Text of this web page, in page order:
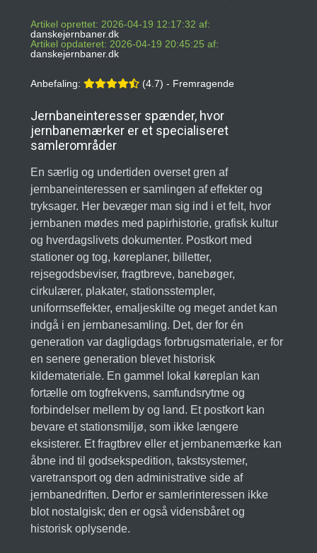
Artikel oprettet: 2026-04-19 12:17:32 af:
danskejernbaner.dk
Artikel opdateret: 2026-04-19 20:45:25 af:
danskejernbaner.dk
Anbefaling: (4.7) - Fremragende
Jernbaneinteresser spænder, hvor
jernbanemærker er et specialiseret
samlerområder
En særlig og undertiden overset gren af
jernbaneinteressen er samlingen af effekter og
tryksager. Her bevæger man sig ind i et felt, hvor
jernbanen mødes med papirhistorie, grafisk kultur
og hverdagslivets dokumenter. Postkort med
stationer og tog, køreplaner, billetter,
rejsegodsbeviser, fragtbreve, banebøger,
cirkulærer, plakater, stationsstempler,
uniformseffekter, emaljeskilte og meget andet kan
indgå i en jernbanesamling. Det, der for én
generation var dagligdags forbrugsmateriale, er for
en senere generation blevet historisk
kildemateriale. En gammel lokal køreplan kan
fortælle om togfrekvens, samfundsrytme og
forbindelser mellem by og land. Et postkort kan
bevare et stationsmiljø, som ikke længere
eksisterer. Et fragtbrev eller et jernbanemærke kan
åbne ind til godsekspedition, takstsystemer,
varetransport og den administrative side af
jernbanedriften. Derfor er samlerinteressen ikke
blot nostalgisk; den er også vidensbåret og
historisk oplysende.